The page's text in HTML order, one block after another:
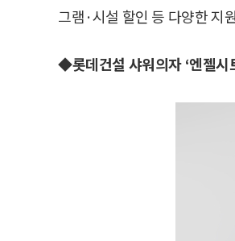
그램·시설 할인 등 다양한 지
◆롯데건설 샤워의자 ‘엔젤시